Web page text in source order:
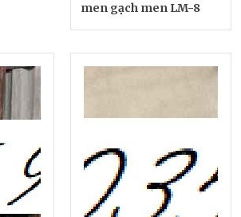
men gạch men LM-8